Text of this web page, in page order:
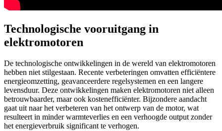
Technologische vooruitgang in
elektromotoren
De technologische ontwikkelingen in de wereld van elektromotoren
hebben niet stilgestaan. Recente verbeteringen omvatten efficiëntere
energieomzetting, geavanceerdere regelsystemen en een langere
levensduur. Deze ontwikkelingen maken elektromotoren niet alleen
betrouwbaarder, maar ook kostenefficiënter. Bijzondere aandacht
gaat uit naar het verbeteren van het ontwerp van de motor, wat
resulteert in minder warmteverlies en een verhoogde output zonder
het energieverbruik significant te verhogen.